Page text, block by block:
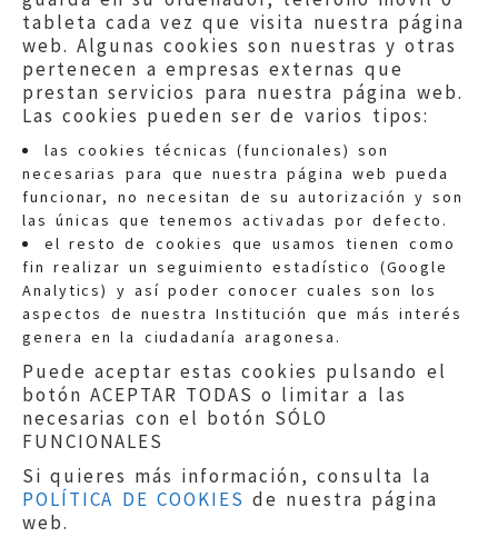
tableta cada vez que visita nuestra página
web. Algunas cookies son nuestras y otras
pertenecen a empresas externas que
prestan servicios para nuestra página web.
Las cookies pueden ser de varios tipos:
las cookies técnicas (funcionales) son
necesarias para que nuestra página web pueda
funcionar, no necesitan de su autorización y son
las únicas que tenemos activadas por defecto.
el resto de cookies que usamos tienen como
fin realizar un seguimiento estadístico (Google
Analytics) y así poder conocer cuales son los
aspectos de nuestra Institución que más interés
genera en la ciudadanía aragonesa.
Puede aceptar estas cookies pulsando el
botón ACEPTAR TODAS o limitar a las
necesarias con el botón SÓLO
FUNCIONALES
Si quieres más información, consulta la
POLÍTICA DE COOKIES de nuestra página
web.
Quejas:quejas@eljusticiadearagon.es
Información general:
informacion@eljusticiadearagon.es
Teléfonos:900 210 210/
Aviso legal|Política de privacidad|
Protección de Datos